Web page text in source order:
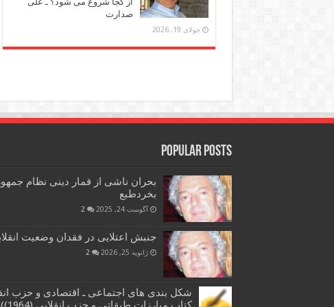
صدارت
جولای 19, 2026
Popular Posts
بحران ناشی از قمار دینی نظام
بخردطبع
آگوست 24, 2025 2
جنبش اعتلایی در فقدان وضعیت
ژانویه 25, 2026 2
شکل بندی های اجتماعی ـ اقتصادی و حزب